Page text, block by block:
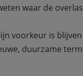
waar de
voorkeur is
duurzame